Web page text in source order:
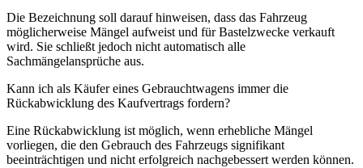
Die Bezeichnung soll darauf hinweisen, dass das Fahrzeug
möglicherweise Mängel aufweist und für Bastelzwecke verkauft
wird. Sie schließt jedoch nicht automatisch alle
Sachmängelansprüche aus.
Kann ich als Käufer eines Gebrauchtwagens immer die
Rückabwicklung des Kaufvertrags fordern?
Eine Rückabwicklung ist möglich, wenn erhebliche Mängel
vorliegen, die den Gebrauch des Fahrzeugs signifikant
beeinträchtigen und nicht erfolgreich nachgebessert werden können.